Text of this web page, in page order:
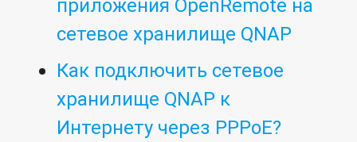
приложения OpenRemote на
сетевое хранилище QNAP
Как подключить сетевое
хранилище QNAP к
Интернету через PPPoE?